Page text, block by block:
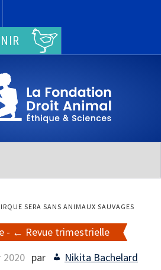
SERA SANS ANIMAUX SAUVAGES
-
Revue trimestrielle
2020 par Nikita Bachelard